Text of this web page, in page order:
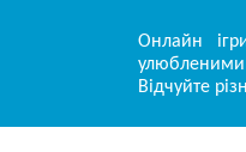
Онлайн
улюбленими
Відчуйте